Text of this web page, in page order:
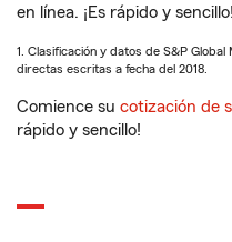
en línea. ¡Es rápido y sencillo!
1. Clasificación y datos de S&P
directas escritas a fecha del 2018.
Comience su cotización de
rápido y sencillo!